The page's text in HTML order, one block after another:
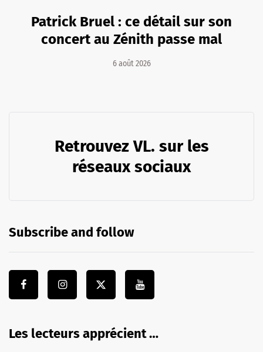
Patrick Bruel : ce détail sur son
concert au Zénith passe mal
6 août 2026
Retrouvez VL. sur les
réseaux sociaux
Subscribe and follow
Les lecteurs apprécient …